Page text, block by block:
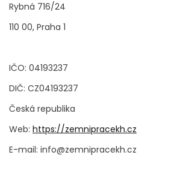
Rybná 716/24
110 00, Praha 1
IČO: 04193237
DIČ: CZ04193237
Česká republika
Web: https://zemnipracekh.cz
E-mail: info@zemnipracekh.cz